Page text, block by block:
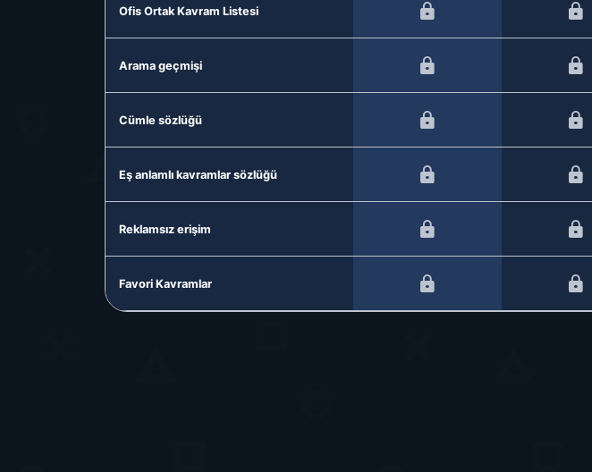
Ofis Ortak Kavram Listesi
Arama geçmişi
Cümle sözlüğü
Eş anlamlı kavramlar sözlüğü
Reklamsız erişim
Favori Kavramlar